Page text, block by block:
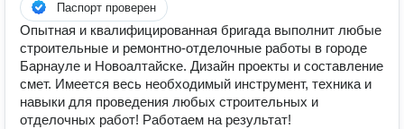
Паспорт проверен
Опытная и квалифицированная бригада выполнит любые
строительные и ремонтно-отделочные работы в городе
Барнауле и Новоалтайске. Дизайн проекты и составление
смет. Имеется весь необходимый инструмент, техника и
навыки для проведения любых строительных и
отделочных работ! Работаем на результат!